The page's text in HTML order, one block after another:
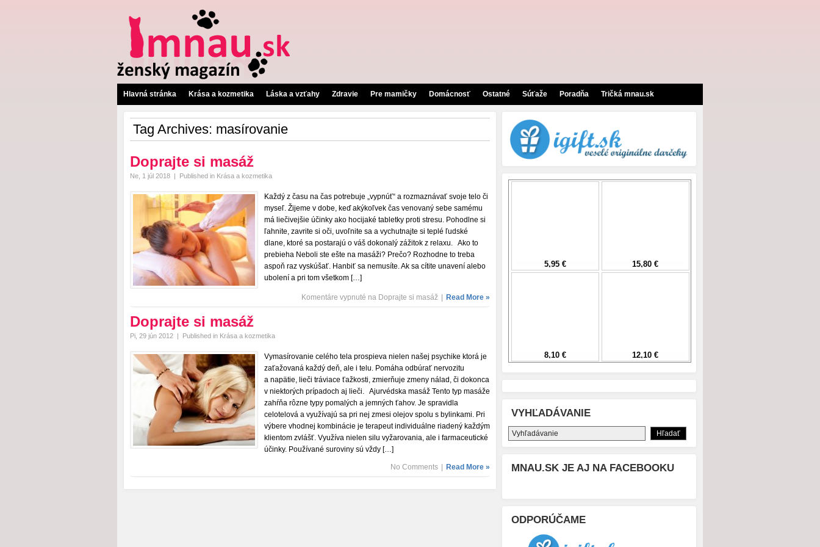
Hlavná stránka Krása a kozmetika Láska a vzťahy Zdravie Pre mamičky Domácnosť Ostatné Súťaže Poradňa Tričká mnau.sk
Tag Archives: masírovanie
Doprajte si masáž
Ne, 1 júl 2018 | Published in Krása a kozmetika
Každý z času na čas potrebuje „vypnúť“ a rozmaznávať svoje telo či
myseľ. Žijeme v dobe, keď akýkoľvek čas venovaný sebe samému
má liečivejšie účinky ako hocijaké tabletky proti stresu. Pohodlne si
ľahnite, zavrite si oči, uvoľnite sa a vychutnajte si teplé ľudské
dlane, ktoré sa postarajú o váš dokonalý zážitok z relaxu. Ako to
prebieha Neboli ste ešte na masáži? Prečo? Rozhodne to treba
aspoň raz vyskúšať. Hanbiť sa nemusíte. Ak sa cítite unavení alebo
ubolení a pri tom všetkom […]
Komentáre vypnuté na Doprajte si masáž Read More »
Doprajte si masáž
Pi, 29 jún 2012 | Published in Krása a kozmetika
Vymasírovanie celého tela prospieva nielen našej psychike ktorá je
zaťažovaná každý deň, ale i telu. Pomáha odbúrať nervozitu
a napätie, lieči tráviace ťažkosti, zmierňuje zmeny nálad, či dokonca
v niektorých prípadoch aj lieči. Ajurvédska masáž Tento typ masáže
zahŕňa rôzne typy pomalých a jemných ťahov. Je spravidla
celotelová a využívajú sa pri nej zmesi olejov spolu s bylinkami. Pri
výbere vhodnej kombinácie je terapeut individuálne riadený každým
klientom zvlášť. Využíva nielen silu vyžarovania, ale i farmaceutické
účinky. Používané suroviny sú vždy […]
No Comments Read More »
VYHĽADÁVANIE
MNAU.SK JE AJ NA FACEBOOKU
ODPORÚČAME